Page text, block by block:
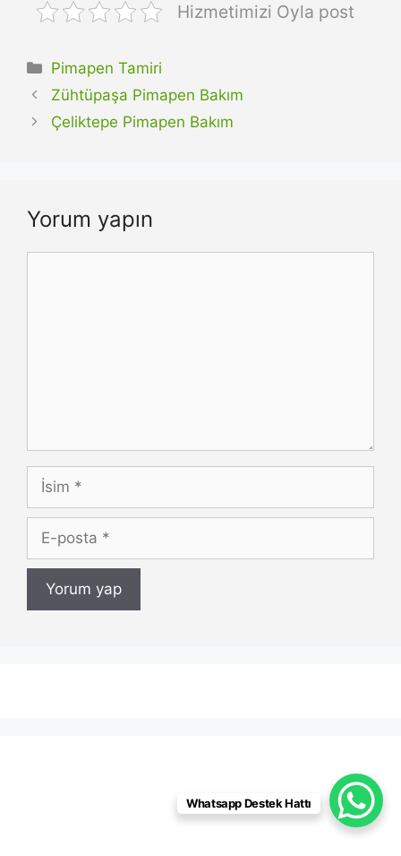
Hizmetimizi Oyla post
Kategoriler
Pimapen Tamiri
Zühtüpaşa Pimapen Bakım
Çeliktepe Pimapen Bakım
Yorum yapın
İsim
posta
Whatsapp Destek Hattı